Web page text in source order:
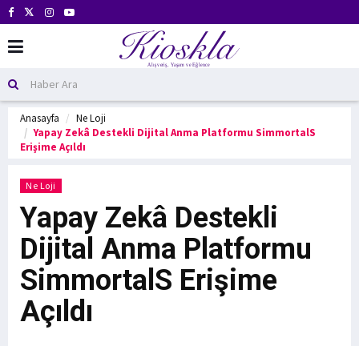
Anasayfa
Ne Loji
Yapay Zekâ Destekli Dijital Anma Platformu SimmortalS
Erişime Açıldı
Ne Loji
Yapay Zekâ Destekli
Dijital Anma Platformu
SimmortalS Erişime
Açıldı